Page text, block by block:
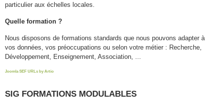
particulier aux échelles locales.
Quelle formation ?
Nous disposons de formations standards que nous pouvons adapter à
vos données, vos préoccupations ou selon votre métier : Recherche,
Développement, Enseignement, Association, ...
Joomla SEF URLs by Artio
SIG FORMATIONS MODULABLES